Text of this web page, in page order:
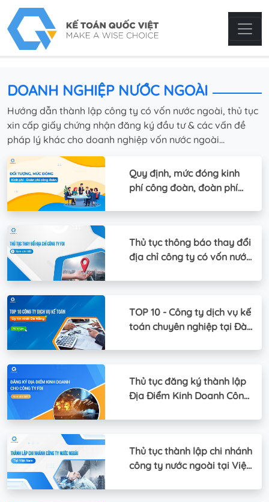
DOANH NGHIỆP NƯỚC NGOÀI
Hướng dẫn thành lập công ty có vốn nước ngoài, thủ tục
xin cấp giấy chứng nhận đăng ký đầu tư & các vấn đề
pháp lý khác cho doanh nghiệp vốn nước ngoài...
Quy định, mức đóng kinh
phí công đoàn, đoàn phí
Thủ tục thông báo thay đổi
địa chỉ công ty có vốn nước
TOP 10 - Công ty dịch vụ kế
toán chuyên nghiệp tại Đà
Thủ tục đăng ký thành lập
Địa Điểm Kinh Doanh Công
Thủ tục thành lập chi nhánh
công ty nước ngoài tại Việt